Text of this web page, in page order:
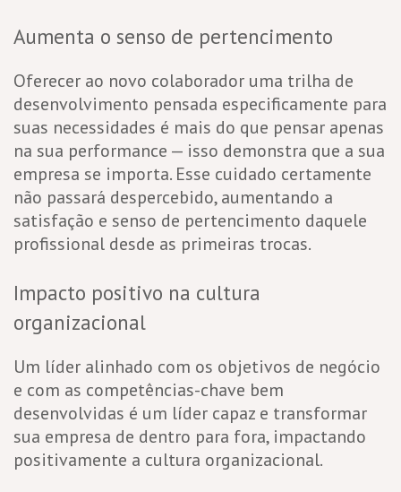
Aumenta o senso de pertencimento
Oferecer ao novo colaborador uma trilha de
desenvolvimento pensada especificamente para
suas necessidades é mais do que pensar apenas
na sua performance — isso demonstra que a sua
empresa se importa. Esse cuidado certamente
não passará despercebido, aumentando a
satisfação e senso de pertencimento daquele
profissional desde as primeiras trocas.
Impacto positivo na cultura
organizacional
Um líder alinhado com os objetivos de negócio
e com as competências-chave bem
desenvolvidas é um líder capaz e transformar
sua empresa de dentro para fora, impactando
positivamente a cultura organizacional.